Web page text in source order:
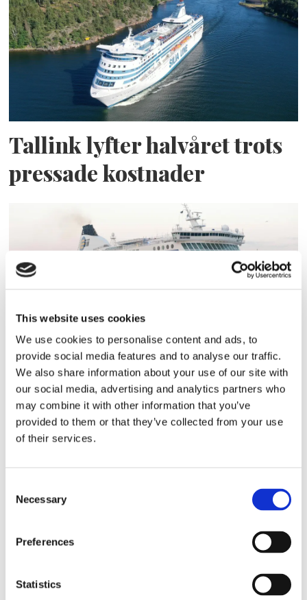
This website uses cookies
We use cookies to personalise content and ads, to
provide social media features and to analyse our traffic.
We also share information about your use of our site with
our social media, advertising and analytics partners who
may combine it with other information that you’ve
provided to them or that they’ve collected from your use
of their services.
Selection
Necessary
Preferences
Statistics
Tallink lyfter halvåret trots
pressade kostnader
Eckerö tyngs av höga
bränslekostnader men
frakten fortsätter växa